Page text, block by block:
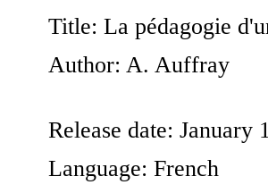
Title: La pédagogie
Author: A. Auffray
Release date: January
Language: French